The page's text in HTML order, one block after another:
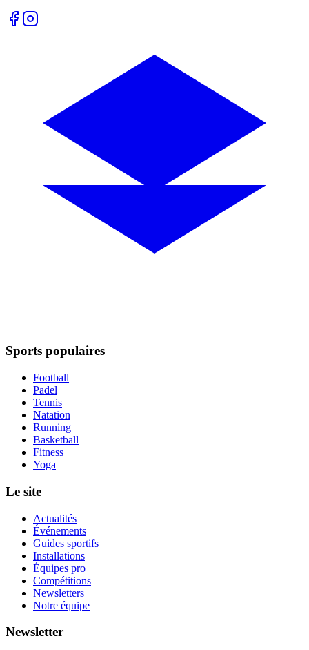
Sports populaires
Football
Padel
Tennis
Natation
Running
Basketball
Fitness
Yoga
Le site
Actualités
Événements
Guides sportifs
Installations
Équipes pro
Compétitions
Newsletters
Notre équipe
Newsletter